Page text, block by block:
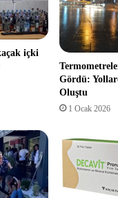
içki
Gördü:
Oluştu
1 Ocak 2026